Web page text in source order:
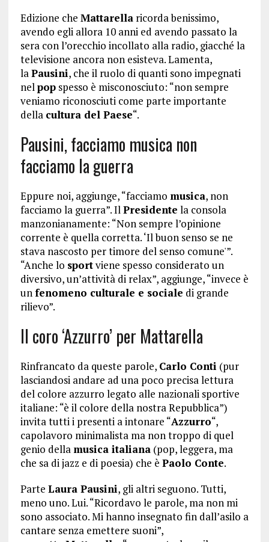
Edizione che Mattarellaricorda benissimo,
avendo egli allora 10 anni ed avendo passato la
sera con l’orecchio incollato alla radio, giacché la
televisione ancora non esisteva. Lamenta,
laPausini, che il ruolo di quanti sono impegnati
nelpopspesso è misconosciuto: “non sempre
veniamo riconosciuti come parte importante
della cultura del Paese“.
Pausini, facciamo musica non
facciamo la guerra
Eppure noi, aggiunge, “facciamo musica, non
facciamo la guerra”. IlPresidente la consola
manzonianamente: “Non sempre l’opinione
corrente è quella corretta. ‘Il buon senso se ne
stava nascosto per timore del senso comune'”.
“Anche lo sportviene spesso considerato un
diversivo, un’attività di relax”, aggiunge, “invece è
unfenomeno culturale e sociale di grande
rilievo”.
Il coro ‘Azzurro’ per Mattarella
Rinfrancato da queste parole, Carlo Conti (pur
lasciandosi andare ad una poco precisa lettura
del colore azzurro legato alle nazionali sportive
italiane: “è il colore della nostra Repubblica”)
invita tutti i presenti a intonare “Azzurro“,
capolavoro minimalista ma non troppo di quel
genio della musica italiana(pop, leggera, ma
che sa di jazz e di poesia) che è Paolo Conte.
Parte Laura Pausini, gli altri seguono. Tutti,
meno uno. Lui. “Ricordavo le parole, ma non mi
sono associato. Mi hanno insegnato fin dall’asilo a
cantare senza emettere suoni”,